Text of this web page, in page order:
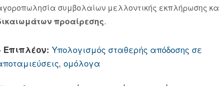
συμβολαίων μελλοντικής εκπλήρωσης
προαίρεσης.
Επιπλέον: Υπολογισμός σταθερής απόδοσης σε
ομόλογα